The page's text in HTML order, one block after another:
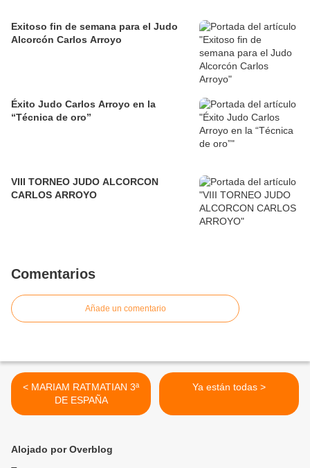
Exitoso fin de semana para el Judo
Alcorcón Carlos Arroyo
Éxito Judo Carlos Arroyo en la
“Técnica de oro”
VIII TORNEO JUDO ALCORCON
CARLOS ARROYO
Comentarios
Añade un comentario
< MARIAM RATMATIAN 3ª
DE ESPAÑA
Ya están todas >
Alojado por Overblog